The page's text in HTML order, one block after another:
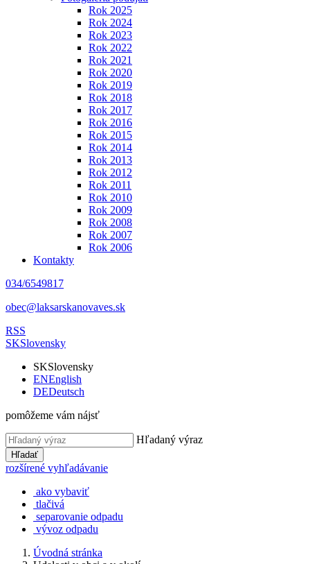
Rok 2025
Rok 2024
Rok 2023
Rok 2022
Rok 2021
Rok 2020
Rok 2019
Rok 2018
Rok 2017
Rok 2016
Rok 2015
Rok 2014
Rok 2013
Rok 2012
Rok 2011
Rok 2010
Rok 2009
Rok 2008
Rok 2007
Rok 2006
Kontakty
034/6549817
obec@laksarskanovaves.sk
RSS
SKSlovensky
SKSlovensky
ENEnglish
DEDeutsch
pomôžeme vám nájsť
Hľadaný výraz
Hľadať
rozšírené vyhľadávanie
ako vybaviť
tlačivá
separovanie odpadu
vývoz odpadu
Úvodná stránka